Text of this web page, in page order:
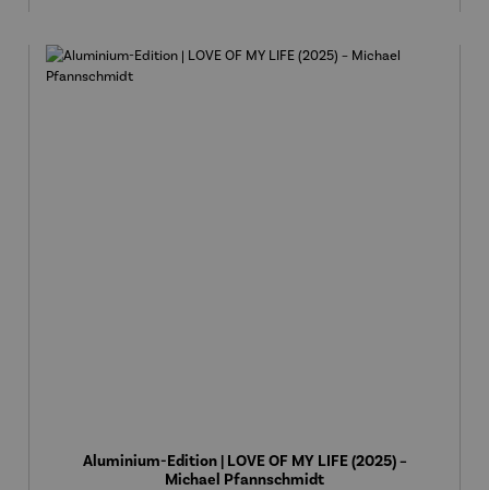
Aluminium-Edition | LOVE OF MY LIFE (2025) –
Michael Pfannschmidt